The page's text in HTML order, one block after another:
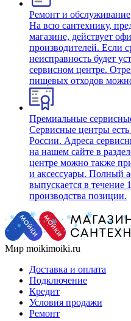
Ремонт и обслуживание
На всю сантехнику,
магазине, действует
производителей. Если
неисправность будет
сервисном центре.
пищевых отходов
Премиальные
Сервисные центры
России. Адреса
на нашем сайте в
центре можно также
и аксессуары. Полный
выпускается в течение
производства позиции.
Мир moikimoiki.ru
Доставка и оплата
Подключение
Кредит
Условия продажи
Ремонт